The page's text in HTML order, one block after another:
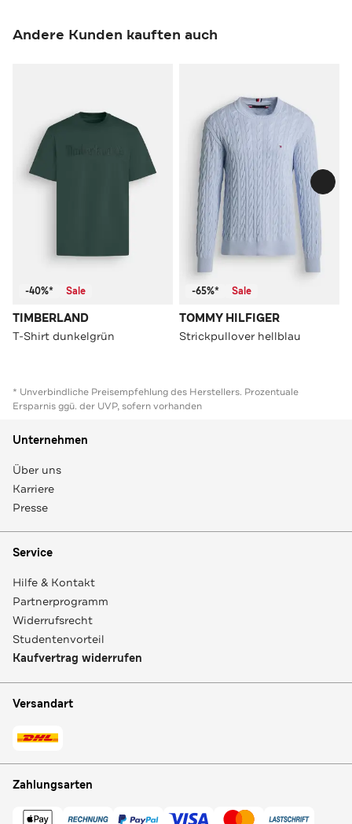
Andere Kunden kauften auch
-40%* Sale
TIMBERLAND
T-Shirt dunkelgrün
-65%* Sale
TOMMY HILFIGER
Strickpullover hellblau
* Unverbindliche Preisempfehlung des Herstellers. Prozentuale
Ersparnis ggü. der UVP, sofern vorhanden
Unternehmen
Über uns
Karriere
Presse
Service
Hilfe & Kontakt
Partnerprogramm
Widerrufsrecht
Studentenvorteil
Kaufvertrag widerrufen
Versandart
Zahlungsarten